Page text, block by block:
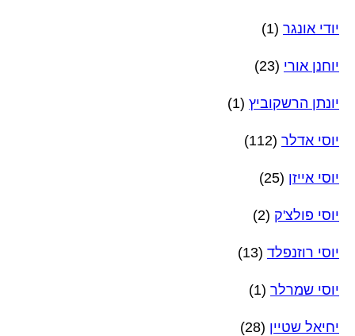
יודי אונגר (1)
יוחנן אורי (23)
יונתן הרשקוביץ (1)
יוסי אדלר (112)
יוסי אייזן (25)
יוסי פולצ'ק (2)
יוסי רוזנפלד (13)
יוסי שמרלר (1)
יחיאל שטיין (28)